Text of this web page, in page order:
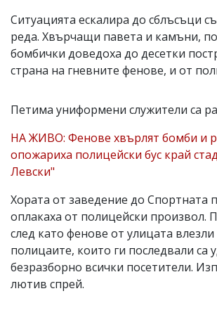
Ситуацията ескалира до сблъсъци
реда. Хвърчащи павета и камъни,
бомбички доведоха до десетки
страна на гневните фенове, и от
Петима униформени служители са
НА ЖИВО: Фенове хвърлят бомби и
опожариха полицейски бус край
Левски"
Хората от заведение до Спортната
оплакаха от полицейски произвол.
след като фенове от улицата влезли
полицаите, които ги последвали са
безразборно всички посетители.
лютив спрей.